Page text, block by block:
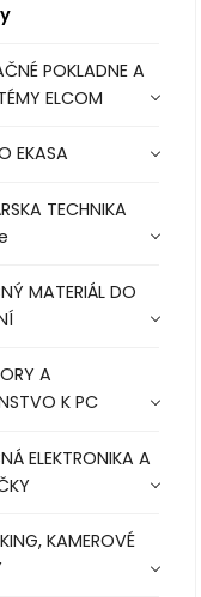
POKLADNE A
ELCOM
EKASA
TECHNIKA
MATERIÁL DO
A
K PC
ELEKTRONIKA A
KAMEROVÉ